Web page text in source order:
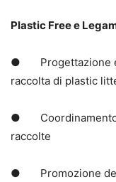
Plastic Free e
● Progettazione e
raccolta di plastic
● Coordinamento
raccolte
● Promozione